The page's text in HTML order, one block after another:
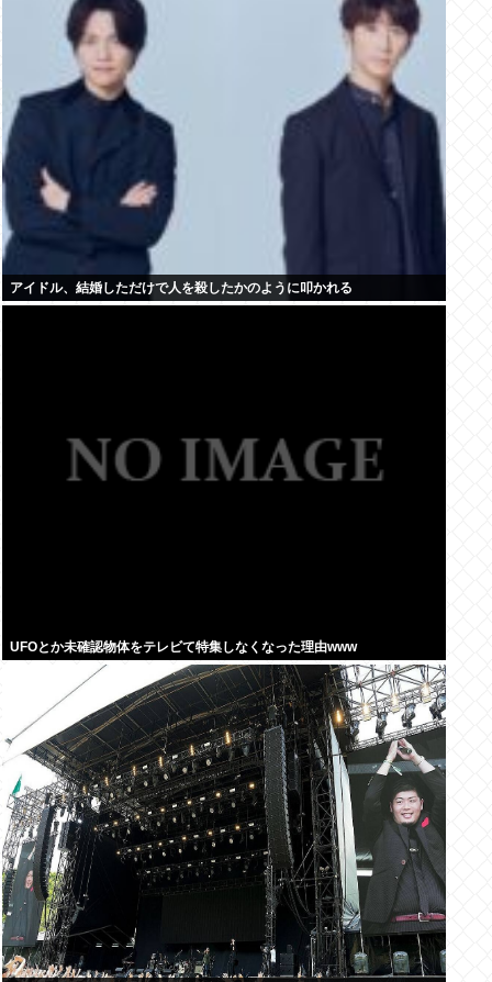
アイドル、結婚しただけで人を殺したかのように叩かれる
UFOとか未確認物体をテレビて特集しなくなった理由www